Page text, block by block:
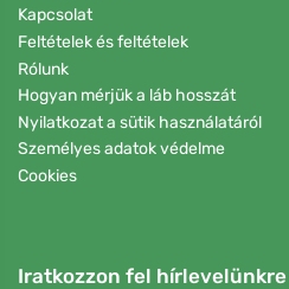
Kapcsolat
Feltételek és feltételek
Rólunk
Hogyan mérjük a láb hosszát
Nyilatkozat a sütik használatáról
Személyes adatok védelme
Cookies
Iratkozzon fel hírlevelünkre